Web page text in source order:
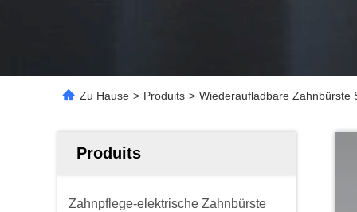
Zu Hause > Produits > Wiederaufladbare Zahnbürste
Produits
Zahnpflege-elektrische Zahnbürste